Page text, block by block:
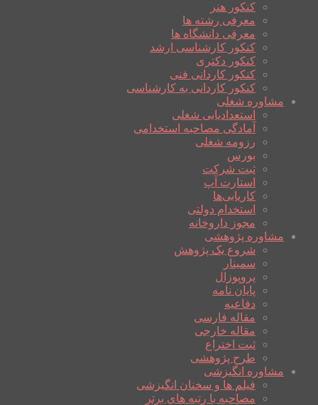
کنکور هنر
معرفی رشته ها
معرفی دانشگاه ها
کنکور کارشناسی ارشد
کنکور دکتری
کنکور کاردانی فنی
کنکور کاردانی به کارشناسی
مشاوره شغلی
استعدادیابی شغلی
آمادگی مصاحبه استخدامی
رزومه شغلی
بورس
ثبت شرکت
استارت آپ
کاریابی‌ها
استخدام دولتی
مجوز داروخانه
مشاوره پژوهشی
شروع یک پژوهش
سمینار
پروپوزال
پایان نامه
دفاعیه
مقاله فارسی
مقاله خارجی
ثبت اختراع
طرح پژوهشی
مشاوره انگیزشی
فیلم ها و سخنان انگیزشی
مصاحبه با رتبه های برتر